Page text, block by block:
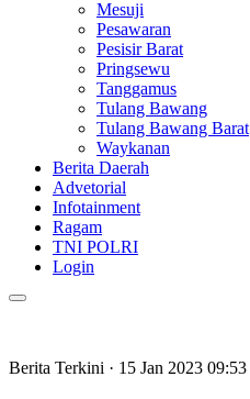
Mesuji
Pesawaran
Pesisir Barat
Pringsewu
Tanggamus
Tulang Bawang
Tulang Bawang Barat
Waykanan
Berita Daerah
Advetorial
Infotainment
Ragam
TNI POLRI
Login
Berita Terkini · 15 Jan 2023 09:53